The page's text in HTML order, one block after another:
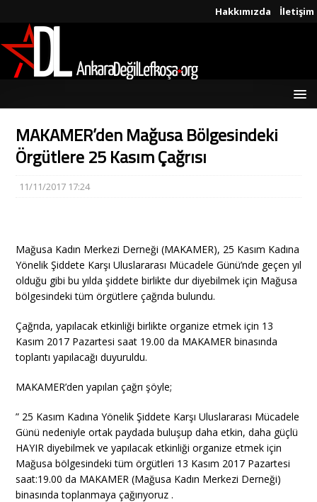
Hakkımızda İletişim
MAKAMER’den Mağusa Bölgesindeki
Örgütlere 25 Kasım Çağrısı
11/11/2017 17:24
Mağusa Kadın Merkezi Derneği (MAKAMER), 25 Kasım Kadına
Yönelik Şiddete Karşı Uluslararası Mücadele Günü’nde geçen yıl
olduğu gibi bu yılda şiddete birlikte dur diyebilmek için Mağusa
bölgesindeki tüm örgütlere çağrıda bulundu.
Çağrıda, yapılacak etkinliği birlikte organize etmek için 13
Kasım 2017 Pazartesi saat 19.00 da MAKAMER binasında
toplantı yapılacağı duyuruldu.
MAKAMER’den yapılan çağrı şöyle;
” 25 Kasım Kadına Yönelik Şiddete Karşı Uluslararası Mücadele
Günü nedeniyle ortak paydada buluşup daha etkin, daha güçlü
HAYIR diyebilmek ve yapılacak etkinliği organize etmek için
Mağusa bölgesindeki tüm örgütleri 13 Kasım 2017 Pazartesi
saat:19.00 da MAKAMER (Mağusa Kadın Merkezi Derneği)
binasında toplanmaya çağırıyoruz .